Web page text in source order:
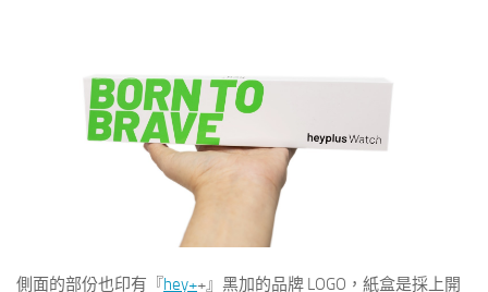
側面的部份也印有『hey++』黑加的品牌 LOGO，紙盒是採上開